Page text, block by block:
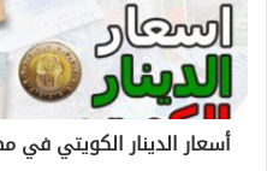
أسعار الدينار الكويتي في مصر